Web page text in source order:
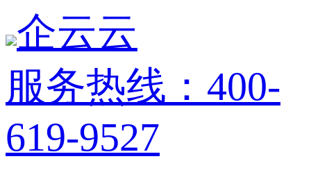
企云云
服务热线：400-
619-9527